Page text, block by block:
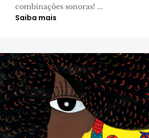
combinações sonoras! ...
Saiba mais